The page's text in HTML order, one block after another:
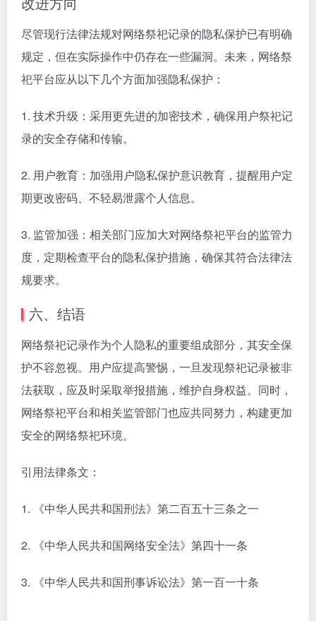
尽管现行法律法规对网络祭祀记录的隐私保护已有明确
规定，但在实际操作中仍存在一些漏洞。未来，网络祭
祀平台应从以下几个方面加强隐私保护：
1. 技术升级：采用更先进的加密技术，确保用户祭祀记
录的安全存储和传输。
2. 用户教育：加强用户隐私保护意识教育，提醒用户定
期更改密码、不轻易泄露个人信息。
3. 监管加强：相关部门应加大对网络祭祀平台的监管力
度，定期检查平台的隐私保护措施，确保其符合法律法
规要求。
六、结语
网络祭祀记录作为个人隐私的重要组成部分，其安全保
护不容忽视。用户应提高警惕，一旦发现祭祀记录被非
法获取，应及时采取举报措施，维护自身权益。同时，
网络祭祀平台和相关监管部门也应共同努力，构建更加
安全的网络祭祀环境。
引用法律条文：
1. 《中华人民共和国刑法》第二百五十三条之一
2. 《中华人民共和国网络安全法》第四十一条
3. 《中华人民共和国刑事诉讼法》第一百一十条